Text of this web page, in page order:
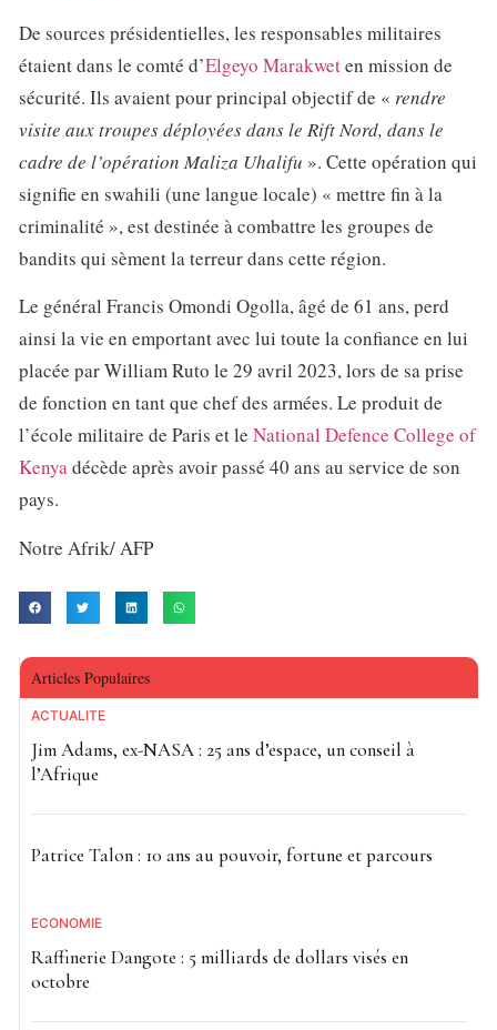
De sources présidentielles, les responsables militaires
étaient dans le comté d’Elgeyo Marakweten mission de
sécurité. Ils avaient pour principal objectif de « rendre
visite aux troupes déployées dans le Rift Nord, dans le
cadre de l’opération Maliza Uhalifu ». Cette opération qui
signifie en swahili (une langue locale) « mettre fin à la
criminalité », est destinée à combattre les groupes de
bandits qui sèment la terreur dans cette région.
Le général Francis Omondi Ogolla, âgé de 61 ans, perd
ainsi la vie en emportant avec lui toute la confiance en lui
placée par William Ruto le 29 avril 2023, lors de sa prise
de fonction en tant que chef des armées. Le produit de
l’école militaire de Paris et le National Defence College of
Kenyadécède après avoir passé 40 ans au service de son
pays.
Notre Afrik/ AFP
Articles Populaires
ACTUALITE
Jim Adams, ex-NASA : 25 ans d’espace, un conseil à
l’Afrique
Patrice Talon : 10 ans au pouvoir, fortune et parcours
ECONOMIE
Raffinerie Dangote : 5 milliards de dollars visés en
octobre